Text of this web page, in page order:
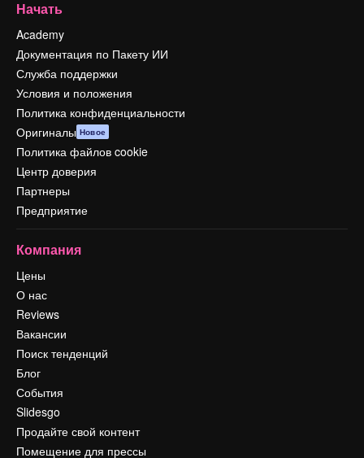
Начать
Academy
Документация по Пакету ИИ
Служба поддержки
Условия и положения
Политика конфиденциальности
Оригиналы Новое
Политика файлов cookie
Центр доверия
Партнеры
Предприятие
Компания
Цены
О нас
Reviews
Вакансии
Поиск тенденций
Блог
События
Slidesgo
Продайте свой контент
Помещение для прессы